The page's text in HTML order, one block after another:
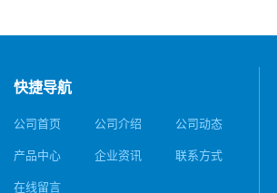
快捷导航
公司首页 公司介绍 公司动态
产品中心 企业资讯 联系方式
在线留言